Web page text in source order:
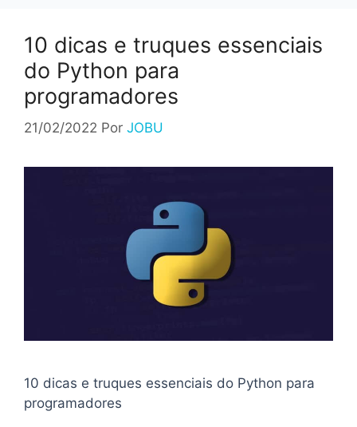
10 dicas e truques essenciais
do Python para
programadores
21/02/2022 Por JOBU
10 dicas e truques essenciais do Python para
programadores